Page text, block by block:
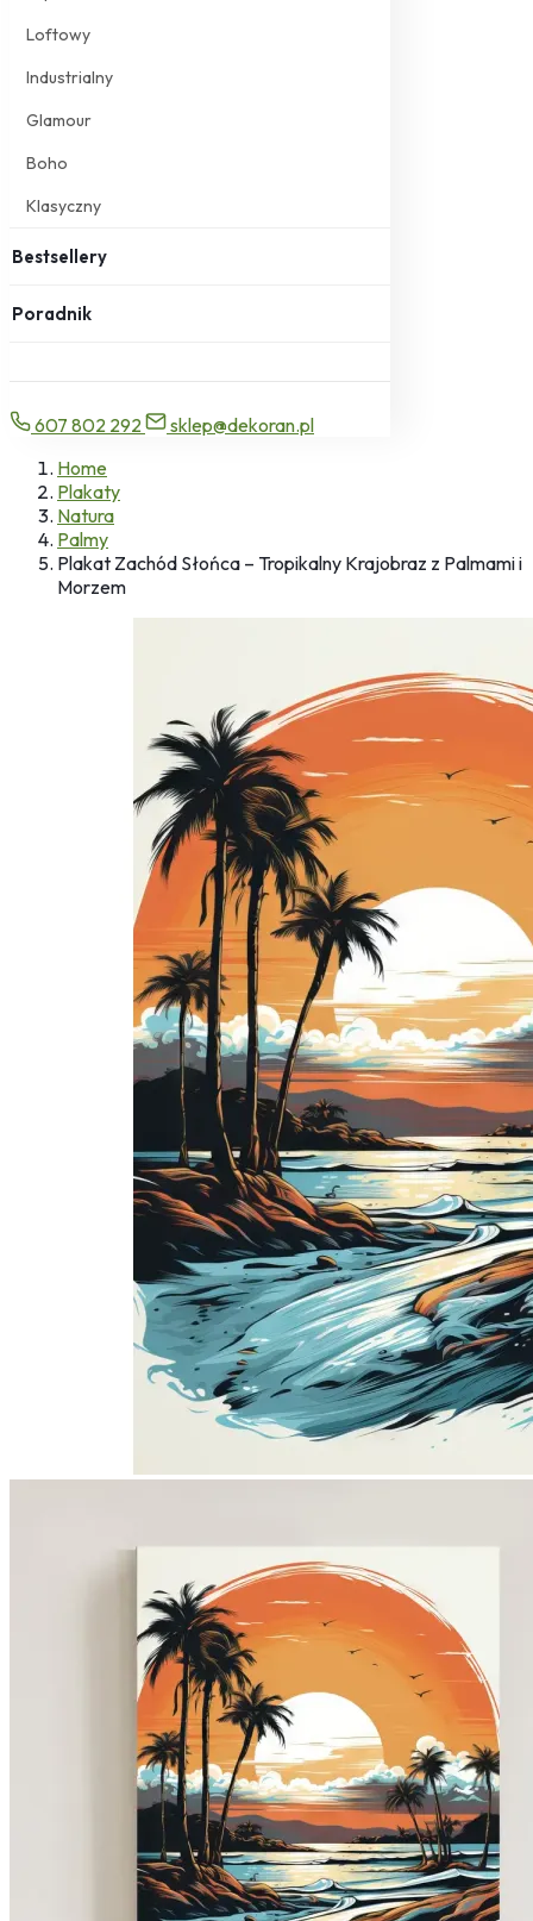
Loftowy
Industrialny
Glamour
Boho
Klasyczny
Bestsellery
Poradnik
607 802 292
sklep@dekoran.pl
Home
Plakaty
Natura
Palmy
Plakat Zachód Słońca – Tropikalny Krajobraz z Palmami i
Morzem